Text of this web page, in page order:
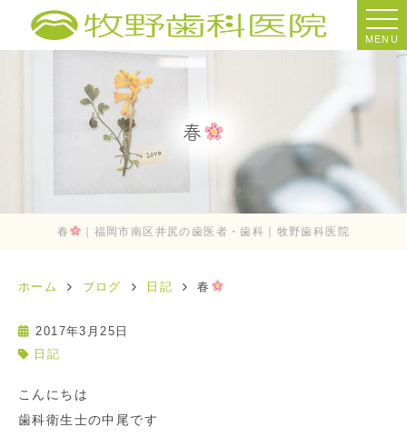
MENU
春
春 ｜福岡市南区井尻の歯医者・歯科｜牧野歯科医院
ホーム ブログ 日記 春
2017年3月25日
日記
こんにちは
歯科衛生士の中尾です